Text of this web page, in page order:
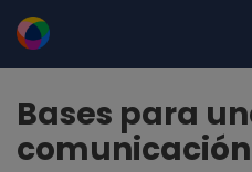
Bases para
comunicación